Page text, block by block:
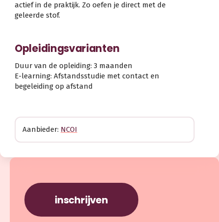
actief in de praktijk. Zo oefen je direct met de
geleerde stof.
Opleidingsvarianten
Duur van de opleiding: 3 maanden
E-learning: Afstandsstudie met contact en
begeleiding op afstand
Aanbieder: NCOI
inschrijven